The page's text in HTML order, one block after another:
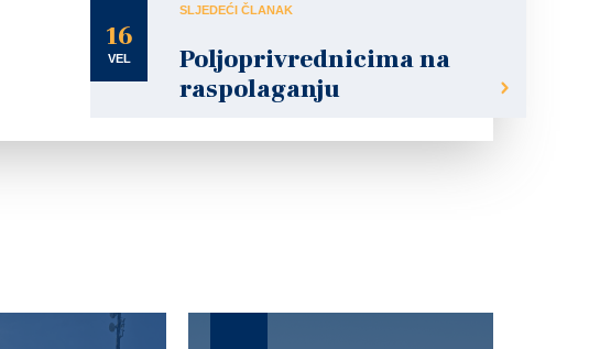
16
VEL
SLJEDEĆI ČLANAK
Poljoprivrednicima na
raspolaganju